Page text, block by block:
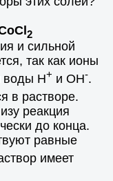
2
и сильной
так как ионы
воды H+ и OH-.
в растворе.
реакция
до конца.
равные
имеет